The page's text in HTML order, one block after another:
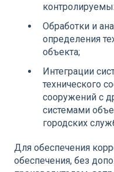
Обработки и
определения
объекта;
Интеграции
технического
сооружений с
системами
городских
Для обеспечения
обеспечения, без